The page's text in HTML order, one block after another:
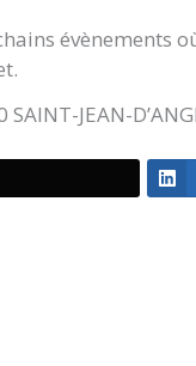
évènements
JEAN-